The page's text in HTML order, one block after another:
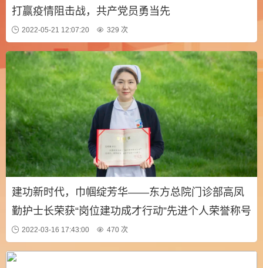
打赢疫情阻击战，共产党员勇当先
2022-05-21 12:07:20 329 次
建功新时代，巾帼绽芳华——东方总院门诊部高凤
勤护士长荣获“岗位建功成才行动”先进个人荣誉称号
2022-03-16 17:43:00 470 次